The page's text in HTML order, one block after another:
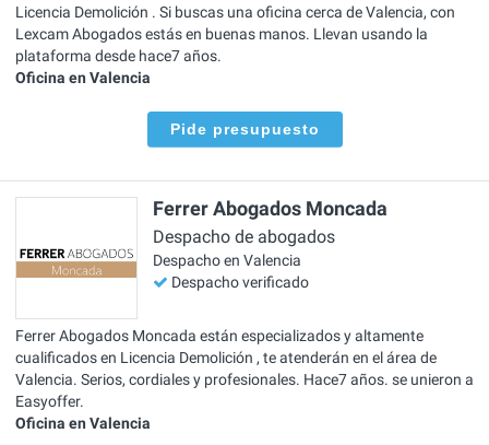
Licencia Demolición . Si buscas una oficina cerca de Valencia, con
Lexcam Abogados estás en buenas manos. Llevan usando la
plataforma desde hace7 años.
Oficina en Valencia
Pide presupuesto
Ferrer Abogados Moncada
Despacho de abogados
Despacho en Valencia
Despacho verificado
Ferrer Abogados Moncada están especializados y altamente
cualificados en Licencia Demolición , te atenderán en el área de
Valencia. Serios, cordiales y profesionales. Hace7 años. se unieron a
Easyoffer.
Oficina en Valencia